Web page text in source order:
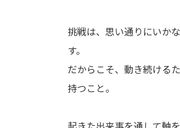
挑戦は、思い通りにいか
す。
だからこそ、動き続ける
持つこと。